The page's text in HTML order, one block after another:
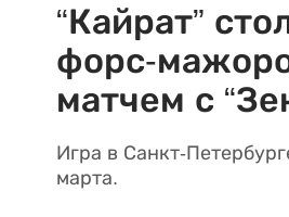
“Кайрат”
форс-
матчем с
Игра в Санкт-
марта.